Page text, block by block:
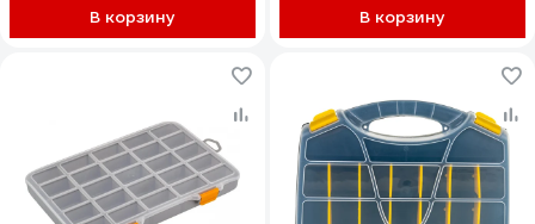
В корзину В корзину